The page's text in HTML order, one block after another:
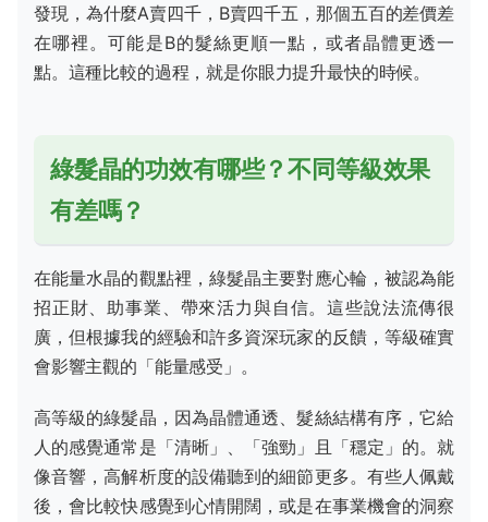
發現，為什麼A賣四千，B賣四千五，那個五百的差價差
在哪裡。可能是B的髮絲更順一點，或者晶體更透一
點。這種比較的過程，就是你眼力提升最快的時候。
綠髮晶的功效有哪些？不同等級效果
有差嗎？
在能量水晶的觀點裡，綠髮晶主要對應心輪，被認為能
招正財、助事業、帶來活力與自信。這些說法流傳很
廣，但根據我的經驗和許多資深玩家的反饋，等級確實
會影響主觀的「能量感受」。
高等級的綠髮晶，因為晶體通透、髮絲結構有序，它給
人的感覺通常是「清晰」、「強勁」且「穩定」的。就
像音響，高解析度的設備聽到的細節更多。有些人佩戴
後，會比較快感覺到心情開闊，或是在事業機會的洞察